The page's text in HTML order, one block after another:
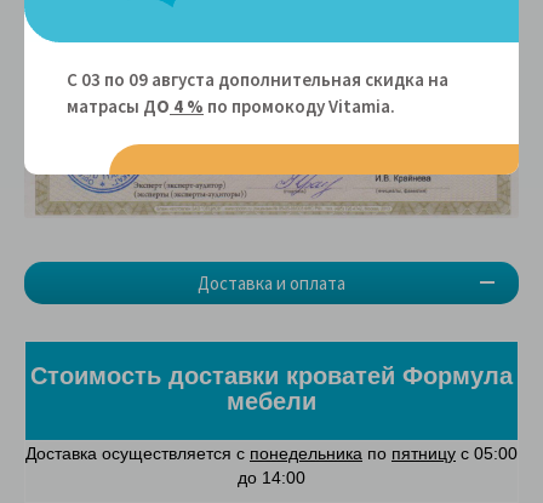
Доставка и оплата
Стоимость доставки кроватей Формула
мебели
Доставка осуществляется с понедельника по пятницу с 05:00
до 14:00
С 03 по 09 августа дополнительная скидка на
матрасы ДО 4 % по промокоду Vitamiа.